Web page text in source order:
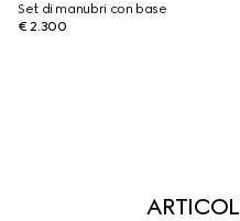
Set di manubri con base
€ 2.300